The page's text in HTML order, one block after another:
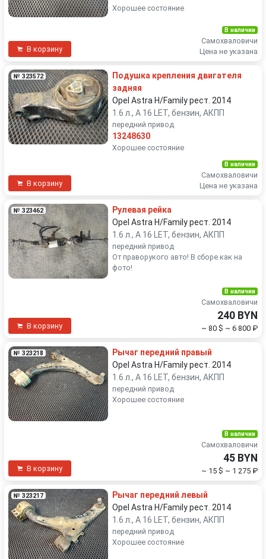
Хорошее состояние
В корзину
В наличии
Самохваловичи
Цена не указана
№ 323572
Подушка крепления двигателя
задняя
Opel Astra H/Family рест. 2014
1.6 л., A 16 LET, бензин, АКПП
передний привод
13248630
Хорошее состояние
В корзину
В наличии
Самохваловичи
Цена не указана
№ 323462
Рулевая рейка
Opel Astra H/Family рест. 2014
1.6 л., A 16 LET, бензин, АКПП
передний привод
От праворукого авто! В сборе как на
фото!
В корзину
В наличии
Самохваловичи
240 BYN
~ 80 $ ~ 6 800 ₽
№ 323218
Рычаг передний правый
Opel Astra H/Family рест. 2014
1.6 л., A 16 LET, бензин, АКПП
передний привод
Хорошее состояние
В корзину
В наличии
Самохваловичи
45 BYN
~ 15 $ ~ 1 275 ₽
№ 323217
Рычаг передний левый
Opel Astra H/Family рест. 2014
1.6 л., A 16 LET, бензин, АКПП
передний привод
Хорошее состояние